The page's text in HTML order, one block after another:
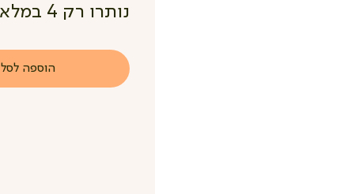
נותרו רק 4 במלאי
הוספה לסל